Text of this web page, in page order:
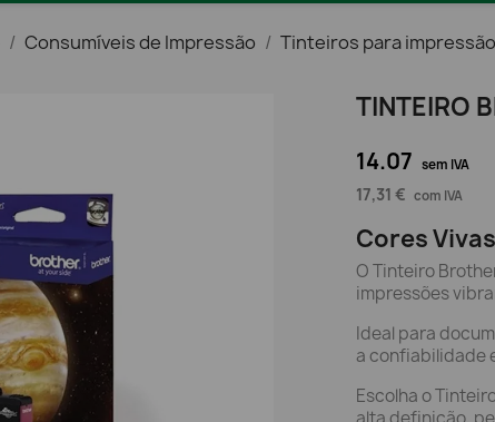
Consumíveis de Impressão Tinteiros para
TINTEIRO
14.07 sem IVA
17,31 € com IVA
Cores
O Tinteiro
impressões
Ideal para
a confiabilidade
Escolha o